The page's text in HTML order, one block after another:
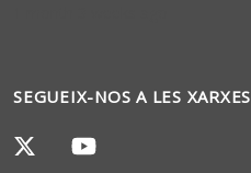
SEGUEIX-NOS A LES XARXES